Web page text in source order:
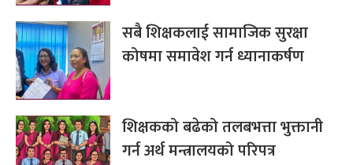
सबै शिक्षकलाई सामाजिक सुरक्षा
कोषमा समावेश गर्न ध्यानाकर्षण
शिक्षकको बढेको तलबभत्ता भुक्तानी
गर्न अर्थ मन्त्रालयको परिपत्र